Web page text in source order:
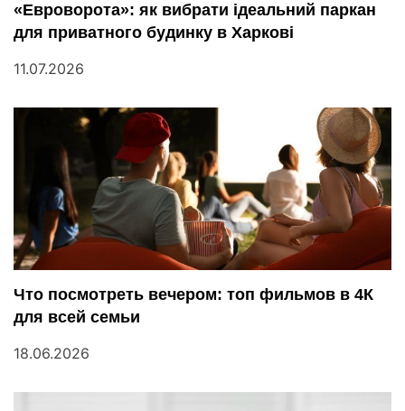
«Евроворота»: як вибрати ідеальний паркан
для приватного будинку в Харкові
11.07.2026
Что посмотреть вечером: топ фильмов в 4К
для всей семьи
18.06.2026